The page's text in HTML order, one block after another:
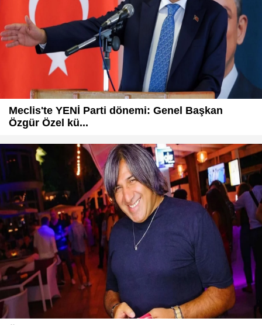
Meclis'te YENİ Parti dönemi: Genel Başkan
Özgür Özel kü...